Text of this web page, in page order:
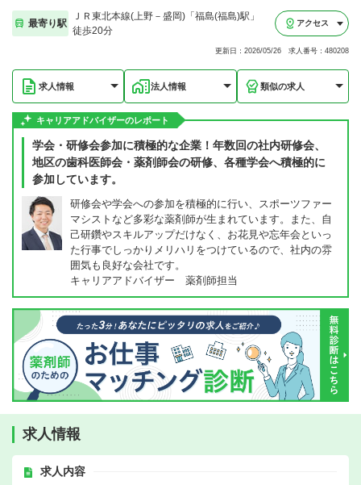
最寄り駅
ＪＲ東北本線(上野－盛岡)「福島(福島)駅」
徒歩20分
アクセス
更新日：2026/05/26 求人番号：480208
求人情報 法人情報 類似の求人
キャリアアドバイザーのレポート
学会・研修会参加に積極的な企業！年数回の社内研修会、
地区の歯科医師会・薬剤師会の研修、各種学会へ積極的に
参加しています。
研修会や学会への参加を積極的に行い、スポーツファー
マシストなど多彩な薬剤師が生まれています。また、自
己研鑽やスキルアップだけなく、お花見や忘年会といっ
た行事でしっかりメリハリをつけているので、社内の雰
囲気も良好な会社です。
キャリアアドバイザー 薬剤師担当
求人情報
求人内容